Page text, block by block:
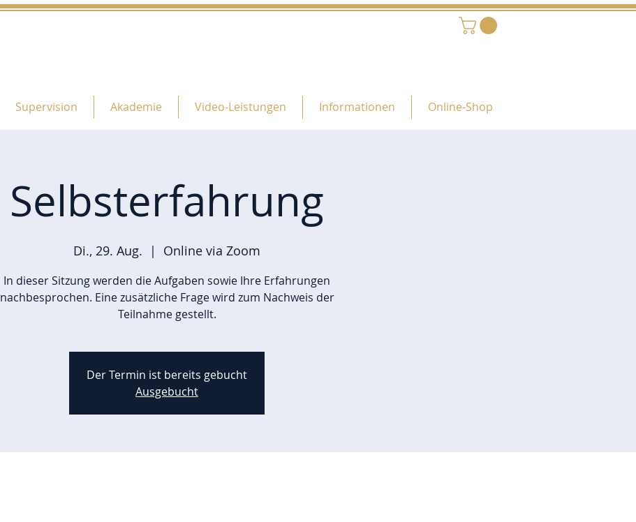
Supervision Akademie Video-Leistungen Informationen Online-Shop
Selbsterfahrung
Di., 29. Aug.
  |
Online via Zoom
In dieser Sitzung werden die Aufgaben sowie Ihre Erfahrungen
nachbesprochen. Eine zusätzliche Frage wird zum Nachweis der
Teilnahme gestellt.
Der Termin ist bereits gebucht
Ausgebucht